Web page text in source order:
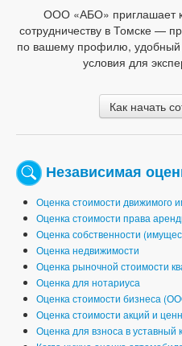
ООО «АБО» приглашает
сотрудничеству в Томске —
по вашему профилю,
условия для
Как начать
Независимая
Оценка стоимости движимого
Оценка стоимости права
Оценка собственности
Оценка недвижимости
Оценка рыночной стоимости
Оценка для нотариуса
Оценка стоимости бизнеса
Оценка стоимости акций и
Оценка для взноса в уставный